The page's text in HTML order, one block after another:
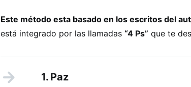
Este método esta basado en los escritos del
está integrado por las llamadas “4 Ps” que te
1. Paz